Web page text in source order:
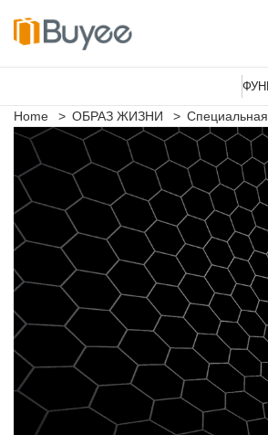
П
е
е
й
и
с
о
д
е
р
ж
и
м
Home > ОБРАЗ ЖИЗНИ >